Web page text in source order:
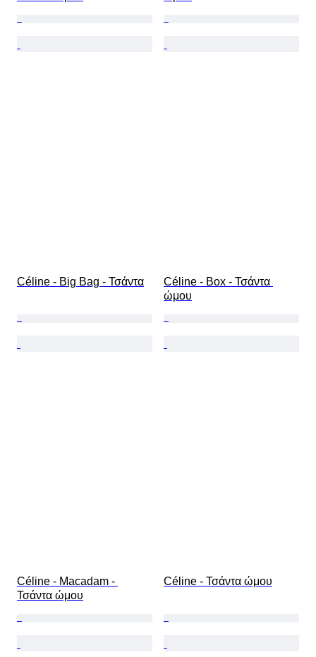
Céline - Big Bag - Τσάντα
Céline - Box - Τσάντα
ώμου
Céline - Macadam -
Τσάντα ώμου
Céline - Τσάντα ώμου